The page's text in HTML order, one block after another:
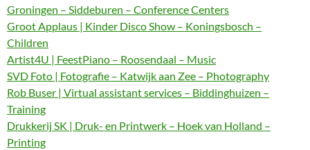
Groningen – Siddeburen – Conference Centers
Groot Applaus | Kinder Disco Show – Koningsbosch –
Children
Artist4U | FeestPiano – Roosendaal – Music
SVD Foto | Fotografie – Katwijk aan Zee – Photography
Rob Buser | Virtual assistant services – Biddinghuizen –
Training
Drukkerij SK | Druk- en Printwerk – Hoek van Holland –
Printing